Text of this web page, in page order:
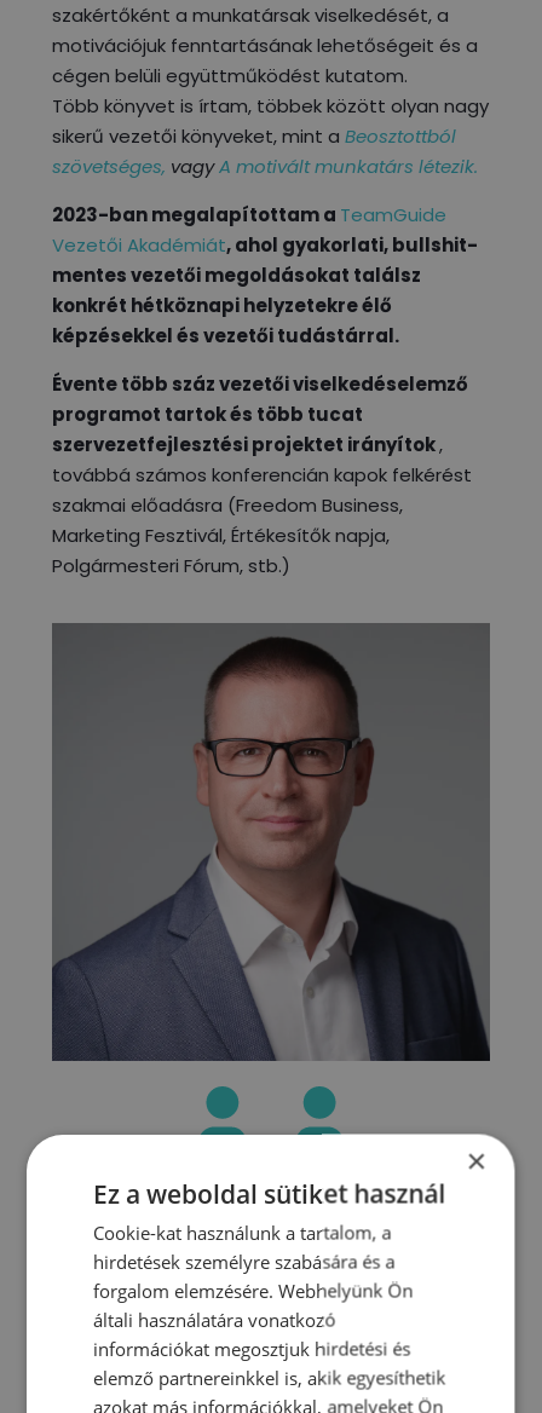
szakértőként a munkatársak viselkedését, a
motivációjuk fenntartásának lehetőségeit és a
cégen belüli együttműködést kutatom.
Több könyvet is írtam, többek között olyan nagy
sikerű vezetői könyveket, mint a Beosztottból
szövetséges, vagyA motivált munkatárs létezik.
2023-ban megalapítottam a TeamGuide
Vezetői Akadémiát, ahol gyakorlati, bullshit-
mentes vezetői megoldásokat találsz
konkrét hétköznapi helyzetekre élő
képzésekkel és vezetői tudástárral.
Évente több száz vezetői viselkedéselemző
programot tartok és több tucat
szervezetfejlesztési projektet irányítok,
továbbá számos konferencián kapok felkérést
szakmai előadásra (Freedom Business,
Marketing Fesztivál, Értékesítők napja,
Polgármesteri Fórum, stb.)
Motiválás
×
Ez a weboldal sütiket használ
Cookie-kat használunk a tartalom, a
hirdetések személyre szabására és a
forgalom elemzésére. Webhelyünk Ön
általi használatára vonatkozó
információkat megosztjuk hirdetési és
elemző partnereinkkel is, akik egyesíthetik
azokat más információkkal, amelyeket Ön